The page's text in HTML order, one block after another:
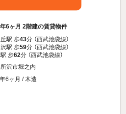
6ヶ月 2階建の賃貸物件
駅 歩43分 （西武池袋線）
駅 歩59分 （西武池袋線）
歩62分 （西武池袋線）
沢市堀之内
6ヶ月 / 木造